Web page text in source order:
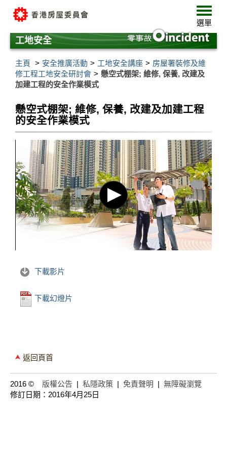
要
內
選
單
選單
工地安全
主頁 安全推廣活動 工地安全講座
房屋署裝修及維
修工程工地安全研討會
懸空式棚架; 維修, 保養, 改建及
加建工程的安全作業模式
懸空式棚架; 維修, 保養, 改建及加建工程
的安全作業模式
下載影片
下載幻燈片
返回頁首
2016 © 版權公告 | 私隱政策 | 免責聲明 | 無障礙瀏覽
修訂日期：2016年4月25日